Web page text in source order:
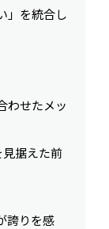
」を統合し
わせたメッ
見据えた前
誇りを感